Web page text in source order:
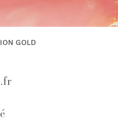
GOLD